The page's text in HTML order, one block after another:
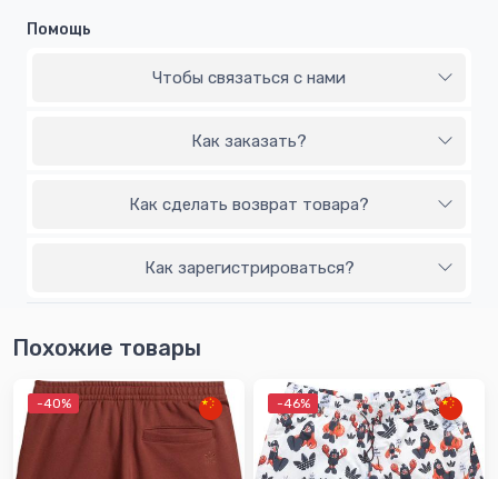
Помощь
Чтобы связаться с нами
Как заказать?
Как сделать возврат товара?
Как зарегистрироваться?
Похожие товары
-40% -46%